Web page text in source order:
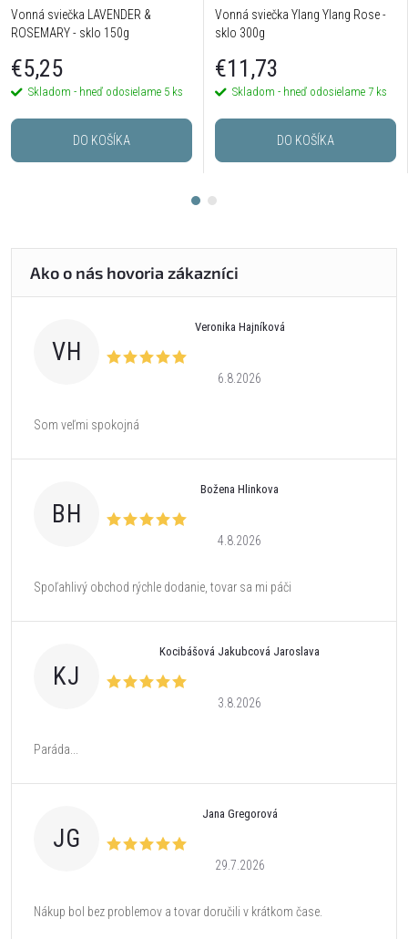
Vonná sviečka LAVENDER &
ROSEMARY - sklo 150g
€5,25
Skladom - hneď odosielame 5 ks
DO KOŠÍKA
Vonná sviečka Ylang Ylang Rose -
sklo 300g
€11,73
Skladom - hneď odosielame 7 ks
DO KOŠÍKA
VH
Veronika Hajníková
6.8.2026
Som veľmi spokojná
BH
Božena Hlinkova
4.8.2026
Spoľahlivý obchod rýchle dodanie, tovar sa mi páči
KJ
Kocibášová Jakubcová Jaroslava
3.8.2026
Paráda...
JG
Jana Gregorová
29.7.2026
Nákup bol bez problemov a tovar doručili v krátkom čase.